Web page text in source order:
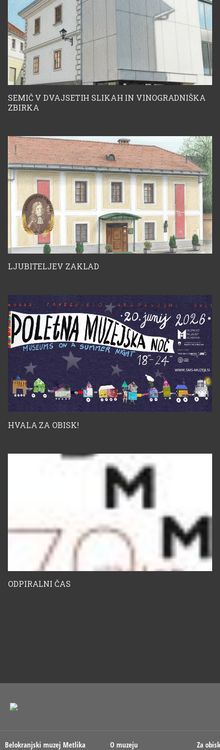
SEMIČ V DVAJSETIH SLIKAH IN VINOGRADNIŠKA
ZBIRKA
LJUBITELJEV ZAKLAD
HVALA ZA OBISK!
ODPIRALNI ČAS
Belokranjski muzej Metlika O muzeju Za